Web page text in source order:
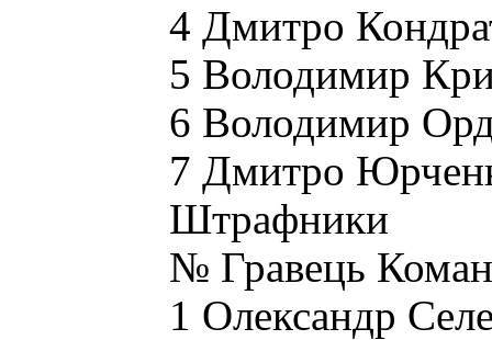
4 Дмитро
5 Володимир
6 Володимир
7 Дмитро
Штрафники
№ Гравець
1 Олександр